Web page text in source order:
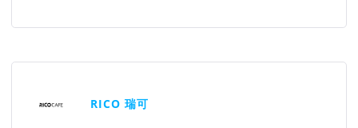
RICO 瑞可